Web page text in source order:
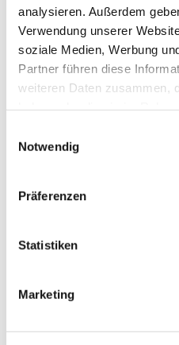
analysieren. Außerdem
Verwendung unserer
soziale Medien, Werbung
Partner führen diese
weiteren Daten zusammen,
Notwendig
Präferenzen
Statistiken
Marketing